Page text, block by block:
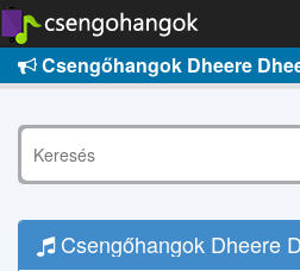
Csengőhangok Dheere
Csengőhangok Dheere